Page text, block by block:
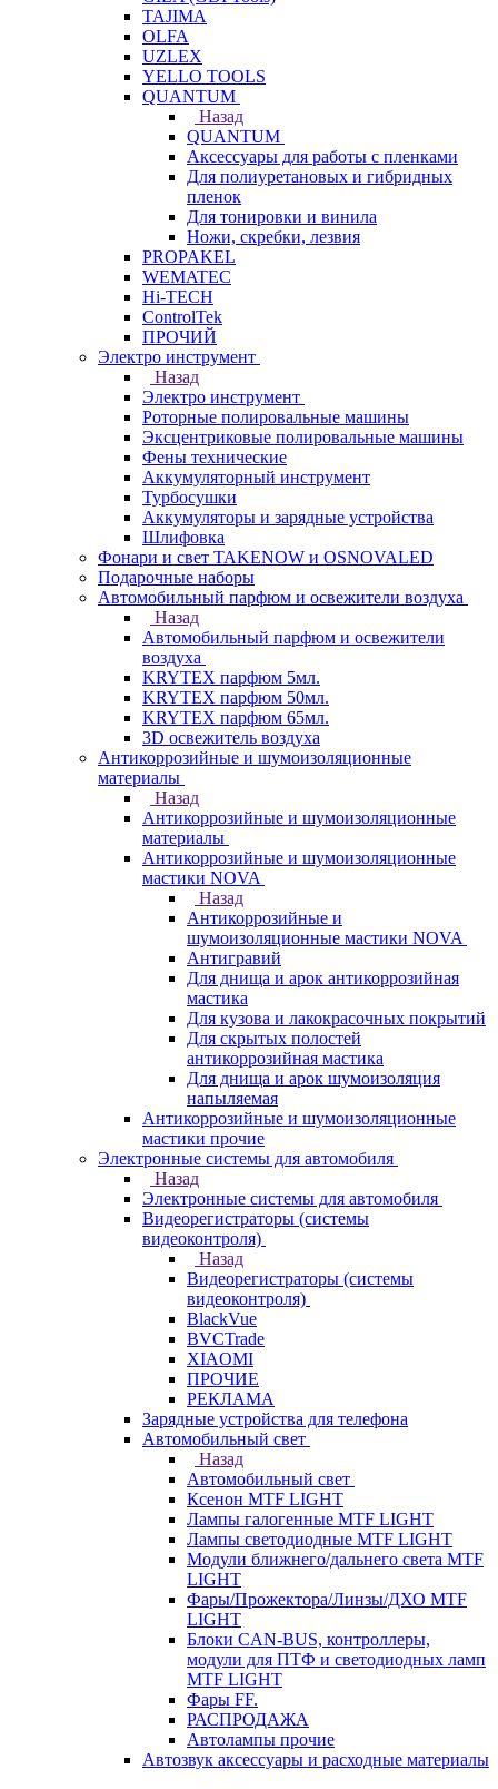
TAJIMA
OLFA
UZLEX
YELLO TOOLS
QUANTUM
Назад
QUANTUM
Аксессуары для работы с пленками
Для полиуретановых и гибридных
пленок
Для тонировки и винила
Ножи, скребки, лезвия
PROPAKEL
WEMATEC
Hi-TECH
ControlTek
ПРОЧИЙ
Электро инструмент
Назад
Электро инструмент
Роторные полировальные машины
Эксцентриковые полировальные машины
Фены технические
Аккумуляторный инструмент
Турбосушки
Аккумуляторы и зарядные устройства
Шлифовка
Фонари и свет TAKENOW и OSNOVALED
Подарочные наборы
Автомобильный парфюм и освежители воздуха
Назад
Автомобильный парфюм и освежители
воздуха
KRYTEX парфюм 5мл.
KRYTEX парфюм 50мл.
KRYTEX парфюм 65мл.
3D освежитель воздуха
Антикоррозийные и шумоизоляционные
материалы
Назад
Антикоррозийные и шумоизоляционные
материалы
Антикоррозийные и шумоизоляционные
мастики NOVA
Назад
Антикоррозийные и
шумоизоляционные мастики NOVA
Антигравий
Для днища и арок антикоррозийная
мастика
Для кузова и лакокрасочных покрытий
Для скрытых полостей
антикоррозийная мастика
Для днища и арок шумоизоляция
напыляемая
Антикоррозийные и шумоизоляционные
мастики прочие
Электронные системы для автомобиля
Назад
Электронные системы для автомобиля
Видеорегистраторы (системы
видеоконтроля)
Назад
Видеорегистраторы (системы
видеоконтроля)
BlackVue
BVCTrade
XIAOMI
ПРОЧИЕ
РЕКЛАМА
Зарядные устройства для телефона
Автомобильный свет
Назад
Автомобильный свет
Ксенон MTF LIGHT
Лампы галогенные MTF LIGHT
Лампы светодиодные MTF LIGHT
Модули ближнего/дальнего света MTF
LIGHT
Фары/Прожектора/Линзы/ДХО MTF
LIGHT
Блоки CAN-BUS, контроллеры,
модули для ПТФ и светодиодных ламп
MTF LIGHT
Фары FF.
РАСПРОДАЖА
Автолампы прочие
Автозвук аксессуары и расходные материалы